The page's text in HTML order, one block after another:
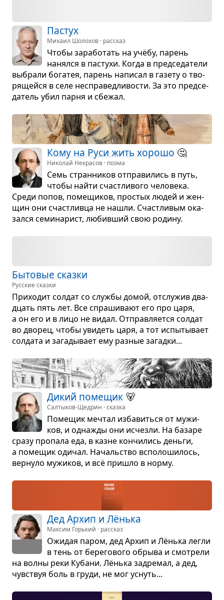
Пастух
Михаил Шолохов · рассказ
Чтобы зара­бо­тать на учёбу, парень
нанялся в пастухи. Когда в пред­се­да­тели
выбрали бога­тея, парень напи­сал в газету о тво­
ря­щейся в селе неспра­вед­ли­во­сти. За это пред­се­
да­тель убил парня и сбе­жал.
Кому на Руси жить хорошо 🤔
Николай Некрасов · поэма
Семь стран­ни­ков отпра­ви­лись в путь,
чтобы найти счаст­ли­вого чело­века.
Среди попов, поме­щи­ков, про­стых людей и жен­
щин они счаст­ливца не нашли. Счаст­ли­вым ока­
зался семи­на­рист, любив­ший свою родину.
Быто­вые сказки
Русские сказки
При­хо­дит сол­дат со службы домой, отслу­жив два­
дцать пять лет. Все спра­ши­вают его про царя,
а он его и в лицо не видал. Отправ­ля­ется сол­дат
во дво­рец, чтобы уви­деть царя, а тот испы­ты­вает
сол­дата и зага­ды­вает ему раз­ные загадки...
Дикий поме­щик 🐻
Салтыков-Щедрин · сказка
Поме­щик меч­тал изба­виться от мужи­
ков, и одна­жды они исчезли. На базаре
сразу про­пала еда, в казне кон­чи­лись деньги,
а поме­щик оди­чал. Началь­ство вспо­ло­ши­лось,
вер­нуло мужи­ков, и всё при­шло в норму.
Дед Архип и Лёнька
Максим Горький · рассказ
Ожи­дая паром, дед Архип и Лёнька легли
в тень от бере­го­вого обрыва и смот­рели
на волны реки Кубани. Лёнька задре­мал, а дед,
чув­ствуя боль в груди, не мог уснуть...